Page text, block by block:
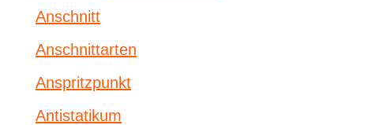
Anschnitt
Anschnittarten
Anspritzpunkt
Antistatikum